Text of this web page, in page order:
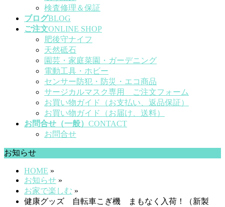
検査修理＆保証
ブログBLOG
ご注文ONLINE SHOP
肥後守ナイフ
天然砥石
園芸・家庭菜園・ガーデニング
電動工具・ホビー
センサー防犯・防災・エコ商品
サージカルマスク専用 ご注文フォーム
お買い物ガイド（お支払い、返品保証）
お買い物ガイド（お届け、送料）
お問合せ（一般） CONTACT
お問合せ
お知らせ
HOME »
お知らせ »
お家で楽しむ »
健康グッズ 自転車こぎ機 まもなく入荷！（新製